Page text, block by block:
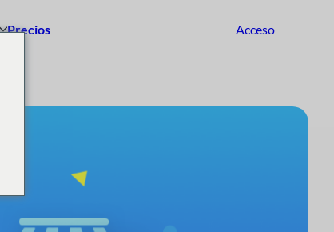
Precios Acceso